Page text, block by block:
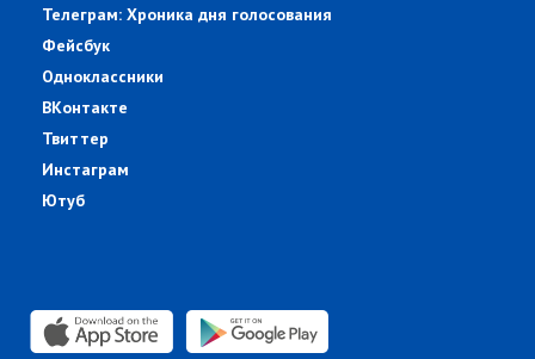
Телеграм: Хроника дня голосования
Фейсбук
Одноклассники
ВКонтакте
Твиттер
Инстаграм
Ютуб